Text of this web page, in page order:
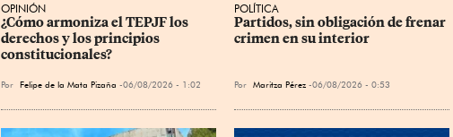
OPINIÓN
¿Cómo armoniza el TEPJF los
derechos y los principios
constitucionales?
Por Felipe de la Mata Pizaña 06/08/2026 - 1:02
POLÍTICA
Partidos, sin obligación de frenar
crimen en su interior
Por Maritza Pérez 06/08/2026 - 0:53